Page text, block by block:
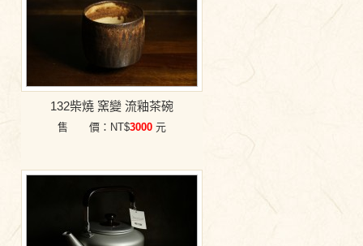
132柴燒 窯變 流釉茶碗
售 價：NT$3000 元